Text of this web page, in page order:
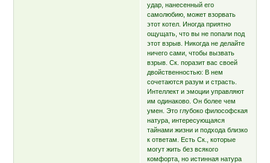
удар, нанесенный его
самолюбию, может взорвать
этот котел. Иногда приятно
ощущать, что вы не попали под
этот взрыв. Никогда не делайте
ничего сами, чтобы вызвать
взрыв. Ск. поразит вас своей
двойственностью: В нем
сочетаются разум и страсть.
Интеллект и эмоции управляют
им одинаково. Он более чем
умен. Это глубоко философская
натура, интересующаяся
тайнами жизни и подхода близко
к ответам. Есть Ск., которые
могут жить без всякого
комфорта, но истинная натура